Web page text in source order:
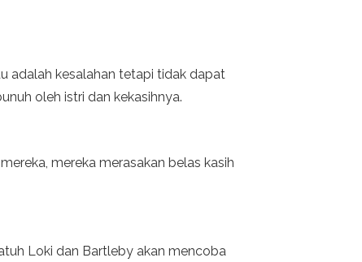
adalah kesalahan tetapi tidak dapat
oleh istri dan kekasihnya.
mereka merasakan belas kasih
Loki dan Bartleby akan mencoba